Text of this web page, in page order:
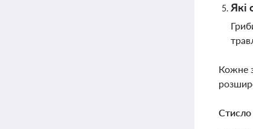
Які
Кожне
Стисло